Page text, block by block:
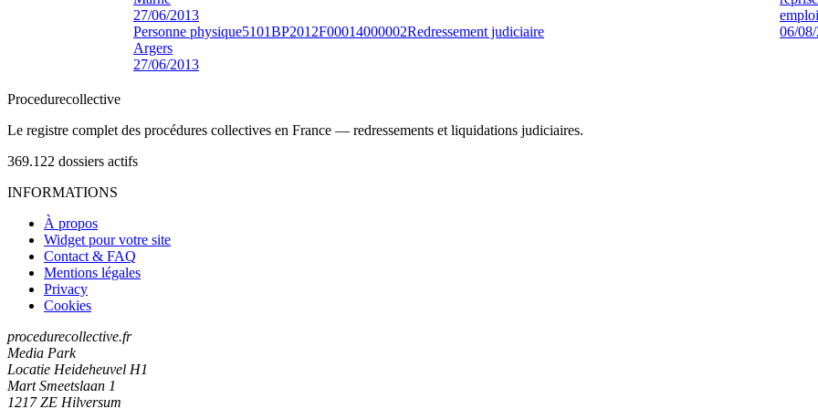
27/06/2013
Personne physique5101BP2012F00014000002Redressement judiciaire
Argers
27/06/2013
06/
Procedurecollective
Le registre complet des procédures collectives en France — redressements et liquidations judiciaires.
369.122 dossiers actifs
INFORMATIONS
À propos
Widget pour votre site
Contact & FAQ
Mentions légales
Privacy
Cookies
procedurecollective.fr
Media Park
Locatie Heideheuvel H1
Mart Smeetslaan 1
1217 ZE Hilversum